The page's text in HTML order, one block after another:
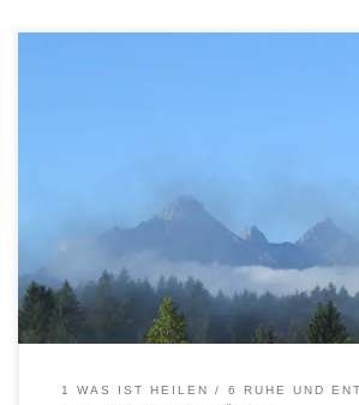
Mann stehen muss oder mag. Bis an den Rand
sind wir gefordert unser Bestes zu geben,
1 WAS IST HEILEN
6 RUHE UND